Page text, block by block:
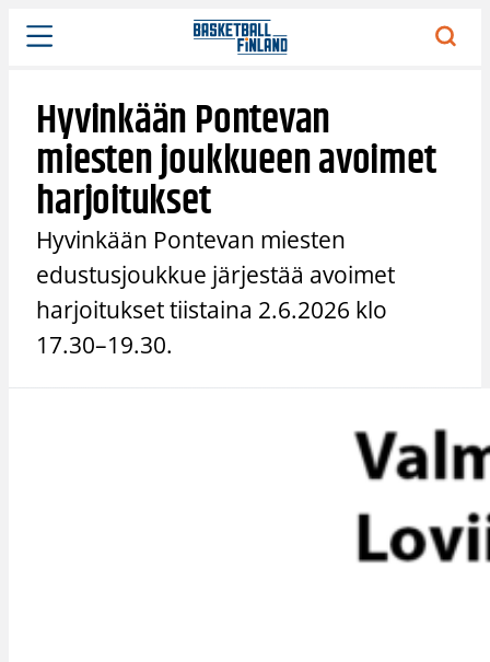
Siirry
sisältöön
Hyvinkään Pontevan
miesten joukkueen avoimet
harjoitukset
Hyvinkään Pontevan miesten
edustusjoukkue järjestää avoimet
harjoitukset tiistaina 2.6.2026 klo
17.30–19.30.